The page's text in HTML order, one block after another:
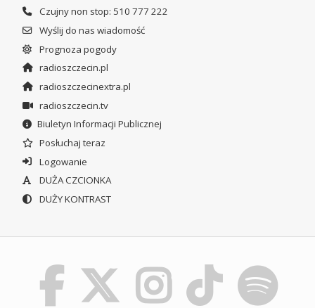
Czujny non stop: 510 777 222
Wyślij do nas wiadomość
Prognoza pogody
radioszczecin.pl
radioszczecinextra.pl
radioszczecin.tv
Biuletyn Informacji Publicznej
Posłuchaj teraz
Logowanie
DUŻA CZCIONKA
DUŻY KONTRAST